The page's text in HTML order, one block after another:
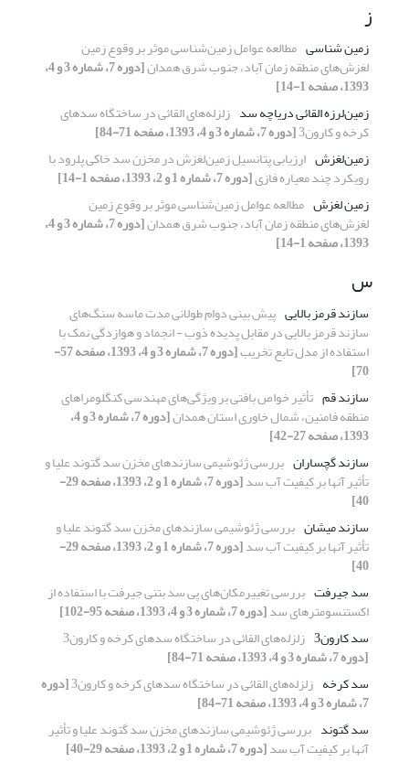
ز
زمین شناسی مطالعه عوامل زمین‌شناسی موثر بر وقوع زمین
لغزش‌های منطقه زمان آباد، جنوب شرق همدان [دوره 7، شماره 3 و 4،
1393، صفحه 1-14]
زمین‌لرزه القائی دریاچه سد زلزله‌های القائی در ساختگاه سدهای
کرخه و کارون3 [دوره 7، شماره 3 و 4، 1393، صفحه 71-84]
زمین‌لغزش ارزیابی پتانسیل زمین‌لغزش در مخزن سد خاکی پلرود با
رویکرد چند معیاره فازی[دوره 7، شماره 1 و 2، 1393، صفحه 1-14]
زمین لغزش مطالعه عوامل زمین‌شناسی موثر بر وقوع زمین
لغزش‌های منطقه زمان آباد، جنوب شرق همدان [دوره 7، شماره 3 و 4،
1393، صفحه 1-14]
س
سازند قرمز بالایی پیش بینی دوام طولانی مدت ماسه سنگ‌های
سازند قرمز بالایی در مقابل پدیده ذوب - انجماد و هوازدگی نمک با
استفاده از مدل تابع تخریب [دوره 7، شماره 3 و 4، 1393، صفحه 57-
70]
سازند قم تأثیر خواص بافتی بر ویژگی‌های مهندسی کنگلومراهای
منطقه فامنین، شمال خاوری استان همدان [دوره 7، شماره 3 و 4،
1393، صفحه 27-42]
سازند گچساران بررسی ژئوشیمی سازندهای مخزن سد گتوند علیا و
تأثیر آنها بر کیفیت آب سد [دوره 7، شماره 1 و 2، 1393، صفحه 29-
40]
سازند میشان بررسی ژئوشیمی سازندهای مخزن سد گتوند علیا و
تأثیر آنها بر کیفیت آب سد [دوره 7، شماره 1 و 2، 1393، صفحه 29-
40]
سد جیرفت بررسی تغییرمکان‌های پی سد بتنی جیرفت با استفاده از
اکستنسومتر‌های سد[دوره 7، شماره 3 و 4، 1393، صفحه 95-102]
سد کارون3
زلزله‌های القائی در ساختگاه سدهای کرخه و کارون3
[دوره 7، شماره 3 و 4، 1393، صفحه 71-84]
سد کرخه زلزله‌های القائی در ساختگاه سدهای کرخه و کارون3 [دوره
7، شماره 3 و 4، 1393، صفحه 71-84]
سد گتوند بررسی ژئوشیمی سازندهای مخزن سد گتوند علیا و تأثیر
آنها بر کیفیت آب سد[دوره 7، شماره 1 و 2، 1393، صفحه 29-40]